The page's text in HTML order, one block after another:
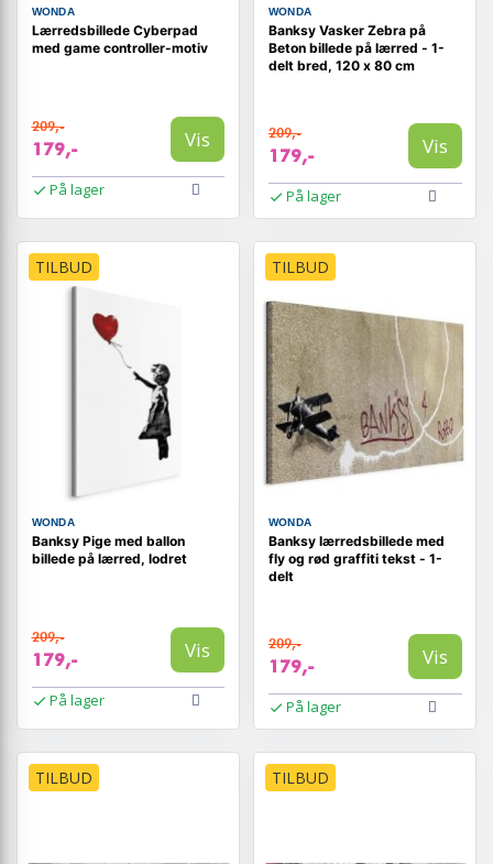
WONDA
Lærredsbillede Cyberpad
med game controller-motiv
209,-
179,- Vis
På lager
WONDA
Banksy Vasker Zebra på
Beton billede på lærred - 1-
delt bred, 120 x 80 cm
209,-
179,- Vis
På lager
TILBUD
WONDA
Banksy Pige med ballon
billede på lærred, lodret
209,-
179,- Vis
På lager
TILBUD
WONDA
Banksy lærredsbillede med
fly og rød graffiti tekst - 1-
delt
209,-
179,- Vis
På lager
TILBUD TILBUD